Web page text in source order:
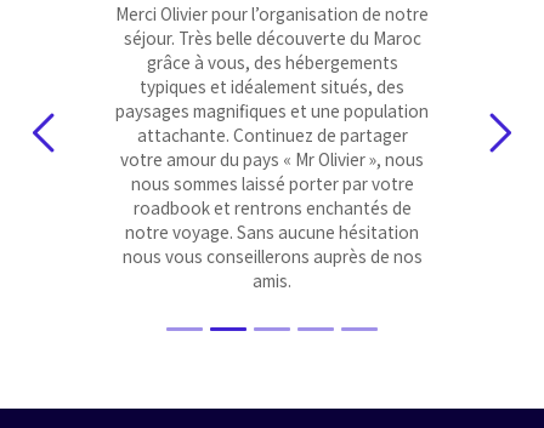
Merci Olivier pour l’organisation de notre
séjour. Très belle découverte du Maroc
grâce à vous, des hébergements
typiques et idéalement situés, des
paysages magnifiques et une population
attachante. Continuez de partager
votre amour du pays « Mr Olivier », nous
nous sommes laissé porter par votre
roadbook et rentrons enchantés de
notre voyage. Sans aucune hésitation
nous vous conseillerons auprès de nos
amis.
Previous Next